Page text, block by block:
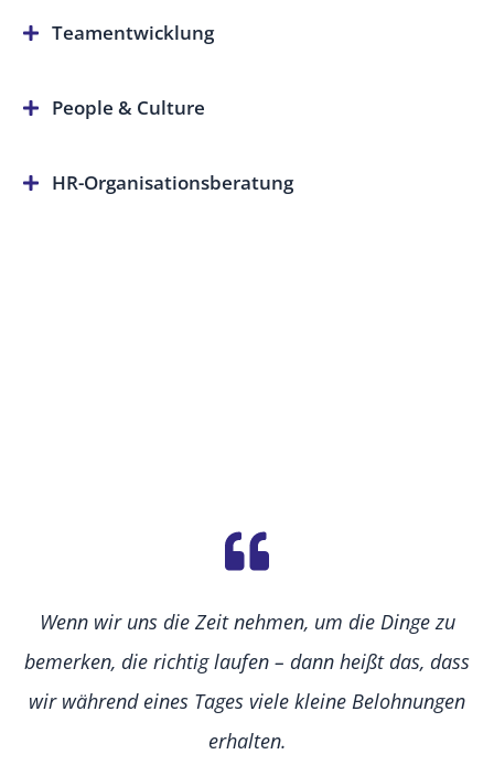
Teamentwicklung
People & Culture
HR-Organisationsberatung
Wenn wir uns die Zeit nehmen, um die Dinge zu
bemerken, die richtig laufen – dann heißt das, dass
wir während eines Tages viele kleine Belohnungen
erhalten.